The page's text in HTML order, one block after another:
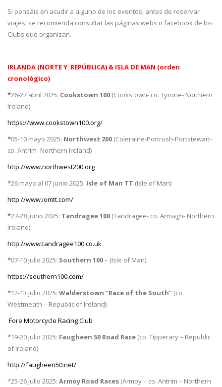
Si pensáis en acudir a alguno de los eventos, antes de reservar
viajes, se recomienda consultar las páginas webs o facebook de los
Clubs que organizan.
IRLANDA (NORTE Y REPÚBLICA) & ISLA DE MAN (orden
cronológico)
*26-27 abril 2025: Cookstown 100 (Cookstown- co. Tyrone- Northern
Ireland)
https://www.cookstown100.org/
*05-10 mayo 2025: Northwest 200 (Coleraine-Portrush-Portstewart-
co. Antrim- Northern Ireland)
http://www.northwest200.org
*26 mayo al 07 junio 2025: Isle of Man TT (Isle of Man)
http://www.iomtt.com/
*27-28 junio 2025: Tandragee 100 (Tandragee- co. Armagh- Northern
Ireland)
http://www.tandragee100.co.uk
*07-10 julio 2025: Southern 100– (Isle of Man)
https://southern100.com/
*12-13 julio 2025: Walderstown “Race of the South” (co.
Westmeath – Republic of Ireland)
Fore Motorcycle Racing Club
*19-20 julio 2025: Faugheen 50 Road Race (co. Tipperary – Republic
of Ireland)
http://faugheen50.net/
*25-26 julio 2025: Armoy Road Races (Armoy – co. Antrim – Northern